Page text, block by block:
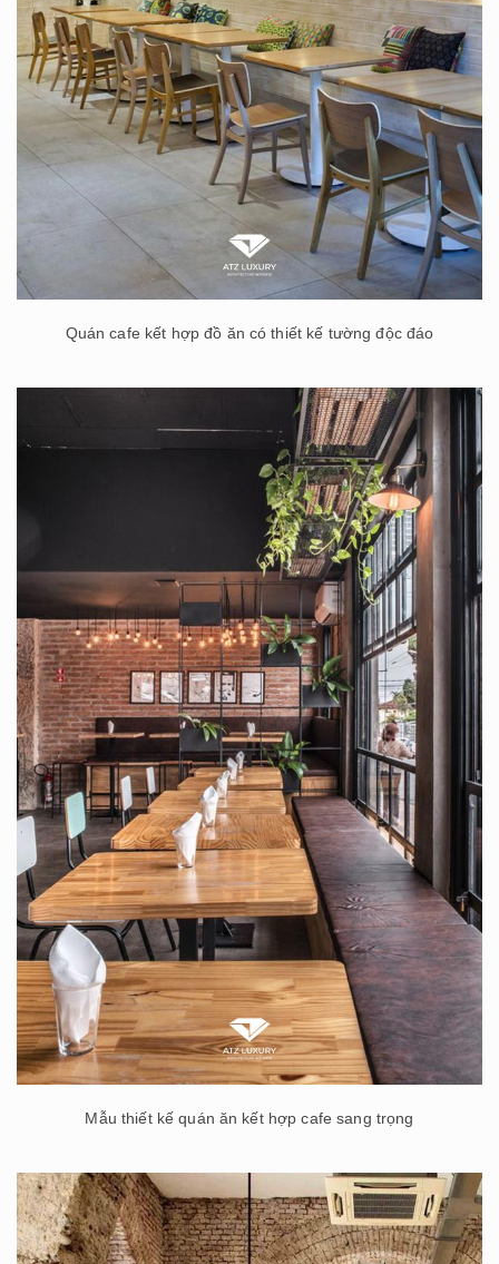
Quán cafe kết hợp đồ ăn có thiết kế tường độc đáo
Mẫu thiết kế quán ăn kết hợp cafe sang trọng